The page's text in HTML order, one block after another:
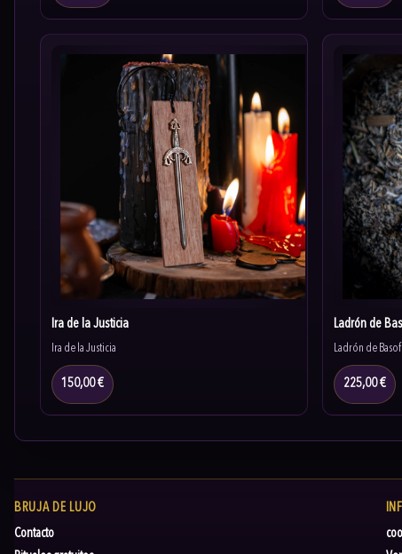
Ira de la Justicia
Ira de la Justicia
150,00 €
Ladrón de
Ladrón de Basof
225,00 €
BRUJA DE LUJO
Contacto